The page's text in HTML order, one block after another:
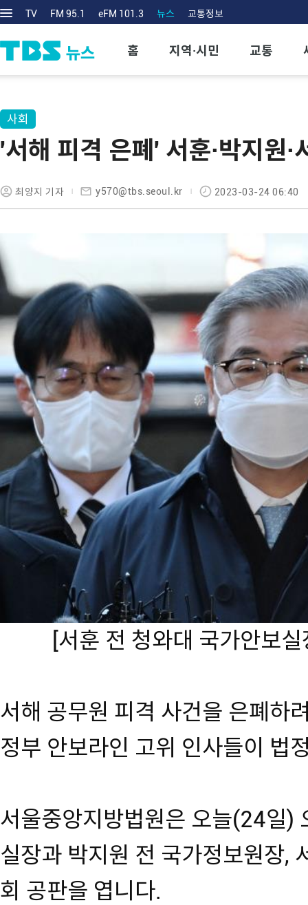
TV FM 95.1 eFM 101.3 뉴스 교통정보
홈 지역·시민 교통
사회
'서해 피격 은폐' 서훈·박지원·
최양지 기자 y570@tbs.seoul.kr 2023-03-24 06:40
[서훈 전 청와대 국가안보
서해 공무원 피격 사건을 은폐하
정부 안보라인 고위 인사들이 법
서울중앙지방법원은 오늘(24일)
실장과 박지원 전 국가정보원장,
회 공판을 엽니다.